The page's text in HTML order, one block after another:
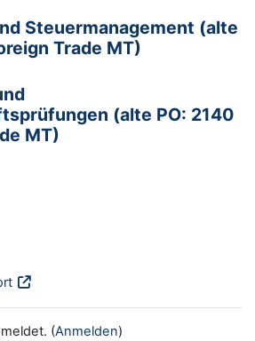
Steuermanagement (alte
Trade MT)
(alte PO: 2140
MT)
(Anmelden)